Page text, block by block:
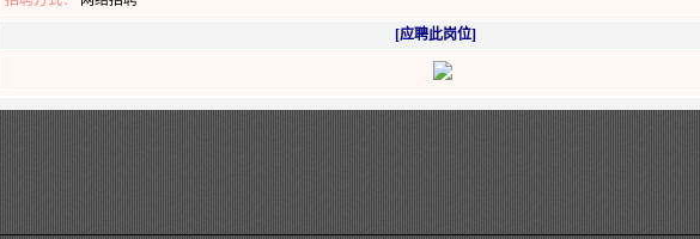
[应聘此岗位]